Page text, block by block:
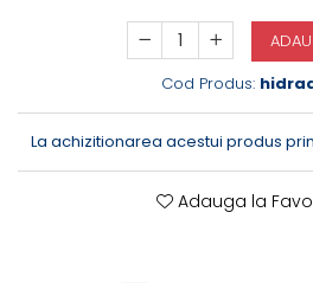
Cod Produs:
La achizitionarea acestui produs
Adauga la